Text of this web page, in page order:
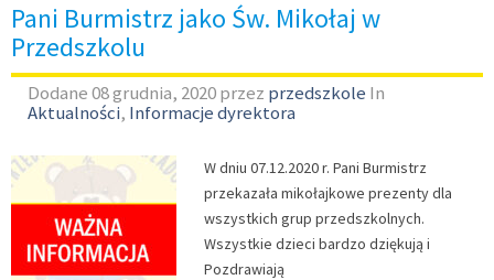
Pani Burmistrz jako Św. Mikołaj w
Przedszkolu
Dodane08 grudnia, 2020przez przedszkole In
Aktualności, Informacje dyrektora
W dniu 07.12.2020 r. Pani Burmistrz
przekazała mikołajkowe prezenty dla
wszystkich grup przedszkolnych.
Wszystkie dzieci bardzo dziękują i
Pozdrawiają